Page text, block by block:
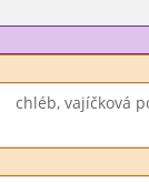
chléb, vajíčková